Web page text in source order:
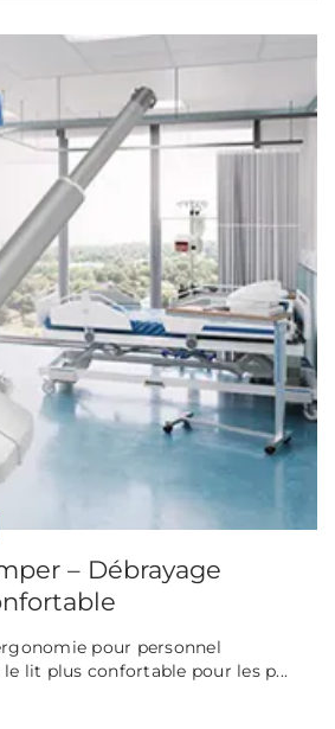
– Débrayage
pour personnel
lit plus confortable pour les p...